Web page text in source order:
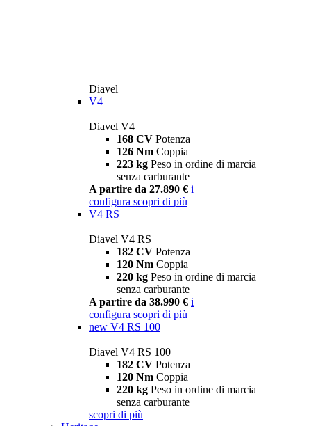
Diavel
V4
Diavel V4
168 CV Potenza
126 Nm Coppia
223 kg Peso in ordine di marcia
senza carburante
A partire da 27.890 € i
configura scopri di più
V4 RS
Diavel V4 RS
182 CV Potenza
120 Nm Coppia
220 kg Peso in ordine di marcia
senza carburante
A partire da 38.990 € i
configura scopri di più
new V4 RS 100
Diavel V4 RS 100
182 CV Potenza
120 Nm Coppia
220 kg Peso in ordine di marcia
senza carburante
scopri di più